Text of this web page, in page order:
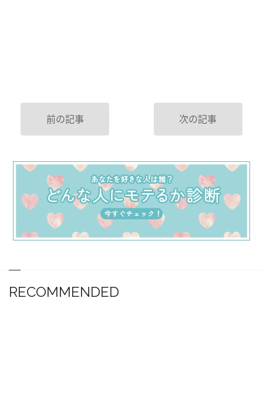
前の記事 次の記事
RECOMMENDED